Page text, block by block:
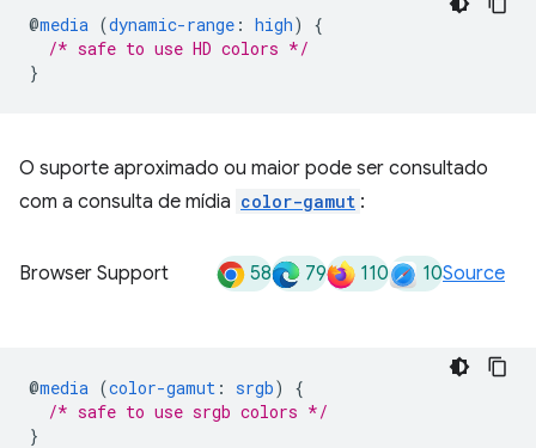
@media (dynamic-range : high)
{
/* safe to use HD colors */
}
O suporte aproximado ou maior pode ser consultado
com a consulta de mídia color-gamut :
Browser Support 58 79 110 10Source
@media (color-gamut : srgb)
{
/* safe to use srgb colors */
}